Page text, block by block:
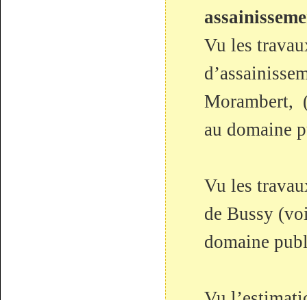
Vu les
Morambert,
au domaine
Vu les
de Bussy
domaine